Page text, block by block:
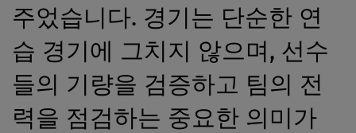
주었습니다. 경기는 단순한 연
습 경기에 그치지 않으며, 선수
들의 기량을 검증하고 팀의 전
력을 점검하는 중요한 의미가